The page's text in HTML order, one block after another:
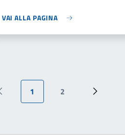
VAI ALLA PAGINA
Pagina precedente
Pagina attuale
1
Pagina
2